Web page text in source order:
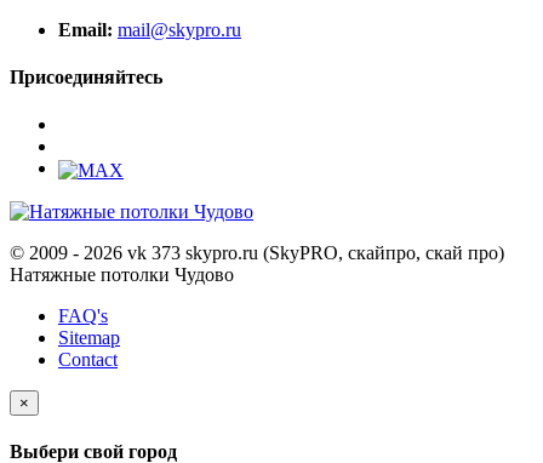
Email: mail@skypro.ru
Присоединяйтесь
© 2009 - 2026 vk 373 skypro.ru (SkyPRO, скайпро, скай про)
Натяжные потолки Чудово
FAQ's
Sitemap
Contact
×
Выбери свой город